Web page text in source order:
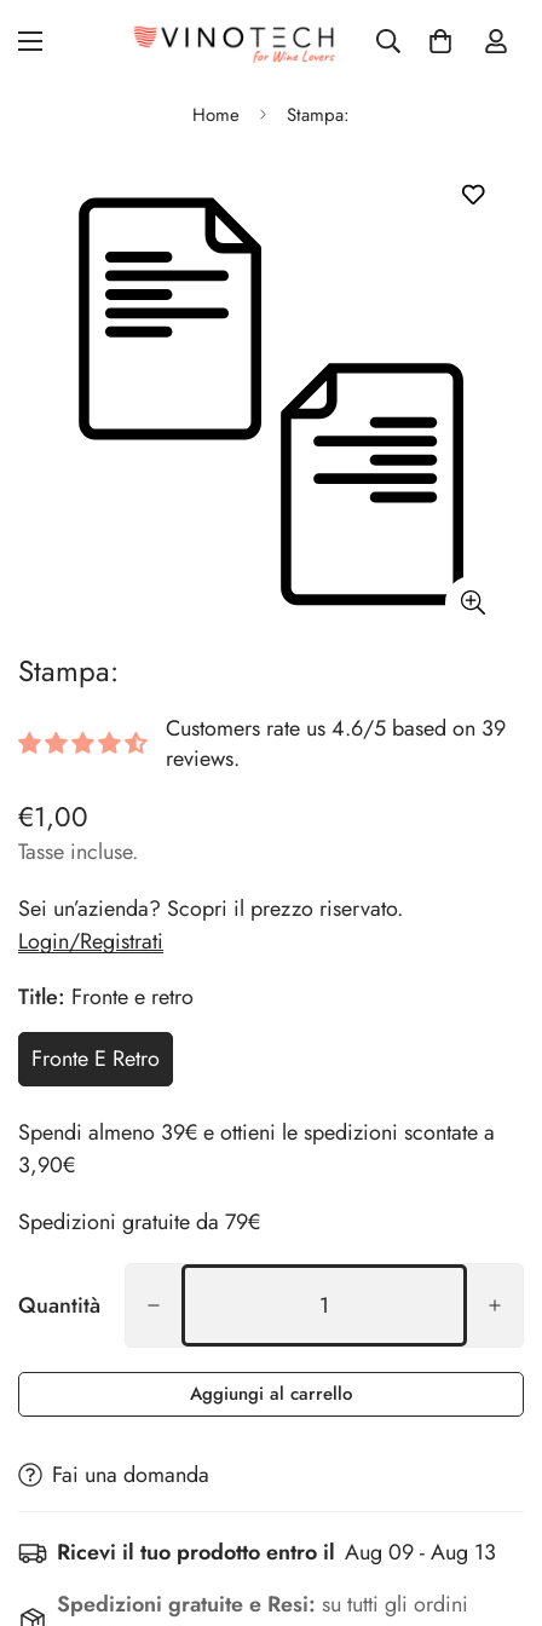
Home Stampa:
Stampa:
Customers rate us 4.6/5 based on 39
reviews.
Prezzo
regolare
€1,00
Tasse incluse.
Sei un’azienda? Scopri il prezzo riservato.
Login/Registrati
Title: Fronte e retro
Fronte E Retro
Spendi almeno 39€ e ottieni le spedizioni scontate a
3,90€
Spedizioni gratuite da 79€
Quantità
Aggiungi al carrello
Fai una domanda
Ricevi il tuo prodotto entro il Aug 09 - Aug 13
Spedizioni gratuite e Resi: su tutti gli ordini